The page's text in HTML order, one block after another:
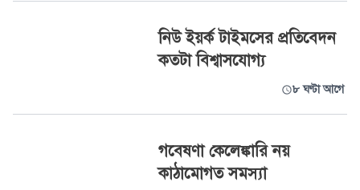
নিউ ইয়র্ক টাইমসের প্রতিবেদন
কতটা বিশ্বাসযোগ্য
৮ ঘণ্টা আগে
গবেষণা কেলেঙ্কারি নয়
কাঠামোগত সমস্যা